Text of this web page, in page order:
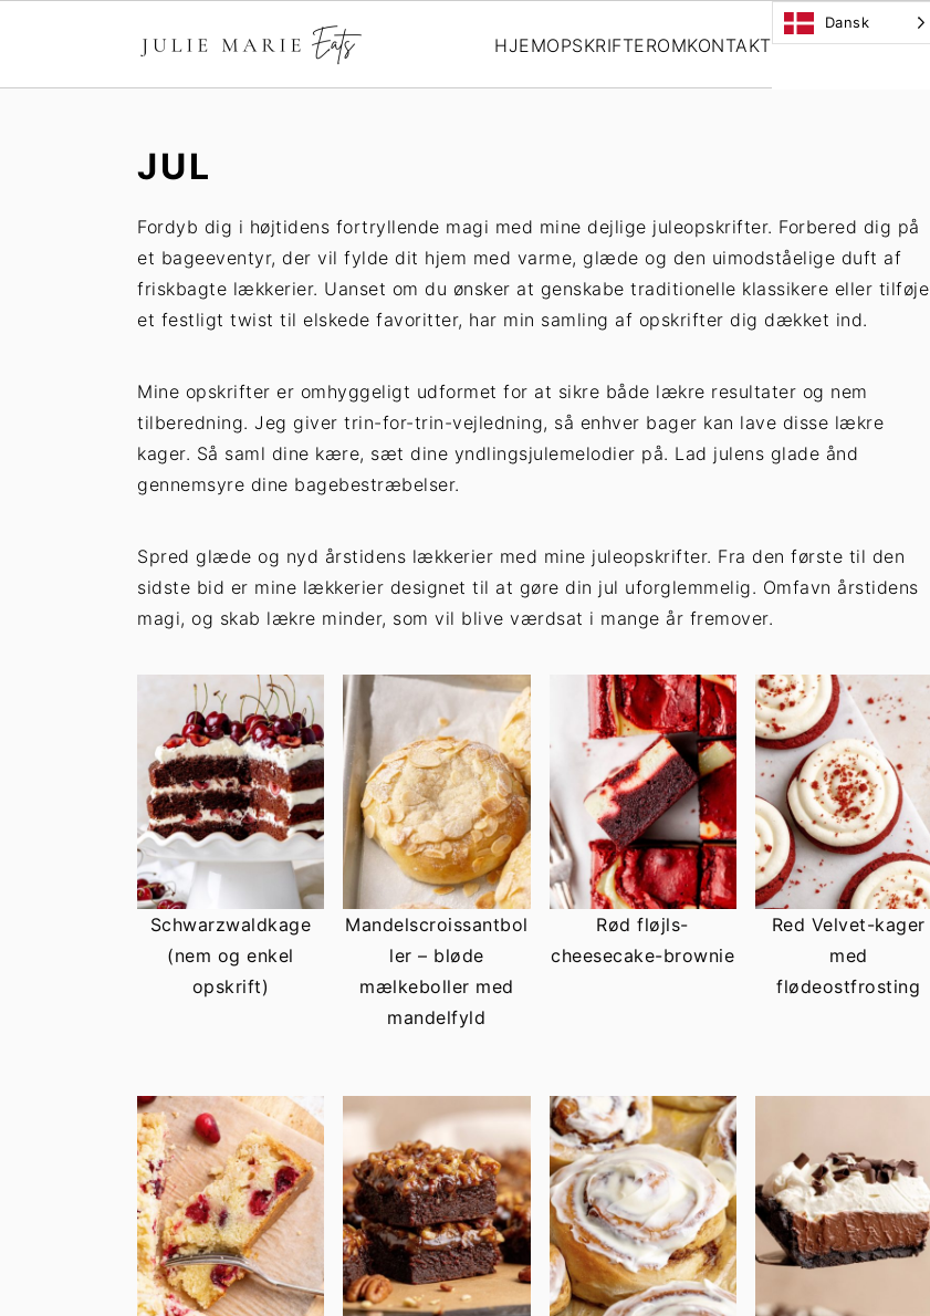
HJEMOPSKRIFTEROMKONTAKT
Dansk
JUL
Fordyb dig i højtidens fortryllende magi med mine dejlige juleopskrifter. Forbered dig på
et bageeventyr, der vil fylde dit hjem med varme, glæde og den uimodståelige duft af
friskbagte lækkerier. Uanset om du ønsker at genskabe traditionelle klassikere eller tilføje
et festligt twist til elskede favoritter, har min samling af opskrifter dig dækket ind.
Mine opskrifter er omhyggeligt udformet for at sikre både lækre resultater og nem
tilberedning. Jeg giver trin-for-trin-vejledning, så enhver bager kan lave disse lækre
kager. Så saml dine kære, sæt dine yndlingsjulemelodier på. Lad julens glade ånd
gennemsyre dine bagebestræbelser.
Spred glæde og nyd årstidens lækkerier med mine juleopskrifter. Fra den første til den
sidste bid er mine lækkerier designet til at gøre din jul uforglemmelig. Omfavn årstidens
magi, og skab lækre minder, som vil blive værdsat i mange år fremover.
Schwarzwaldkage
(nem og enkel
opskrift)
Mandelscroissantbol
ler – bløde
mælkeboller med
mandelfyld
Rød fløjls-
cheesecake-brownie
Red Velvet-kager
med
flødeostfrosting